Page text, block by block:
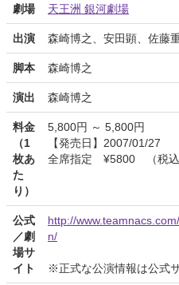
劇場 天王洲 銀河劇場
出演 森崎博之、安田顕、佐藤
脚本 森崎博之
演出 森崎博之
料金
（1
枚あ
た
り）
5,800円 ～ 5,800円
【発売日】2007/01/27
全席指定 ¥5800 （税込
公式
／劇
場サ
イト
http://
n/
※正式な公演情報は公式